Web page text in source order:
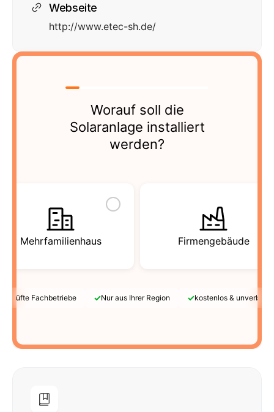
Webseite
http://www.etec-sh.de/
Worauf soll die
Solaranlage installiert
werden?
Mehrfamilienhaus Firmengebäude
Fachbetriebe ✓Nur aus Ihrer Region ✓kostenlos &